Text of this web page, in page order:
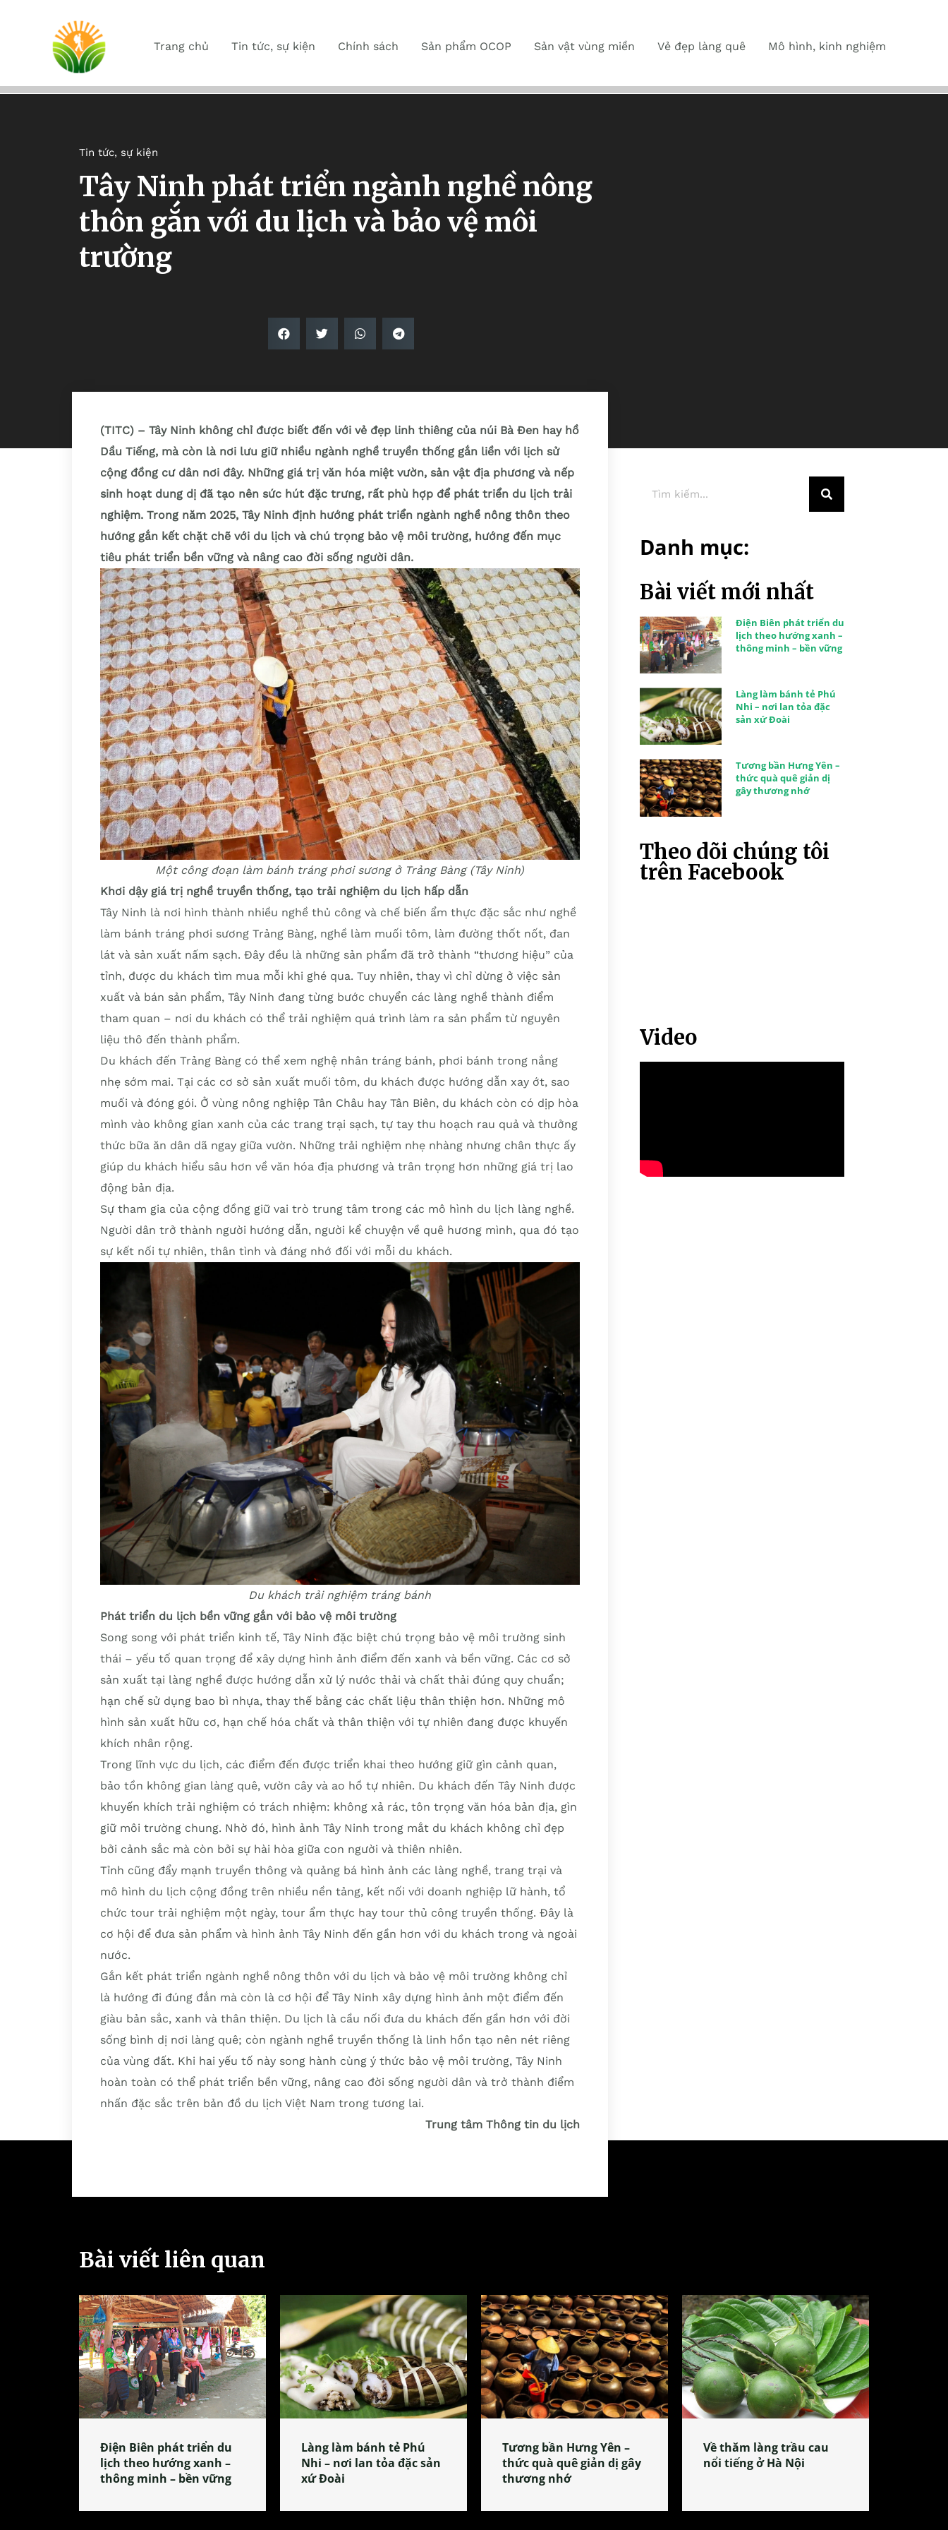
Trang chủ Tin tức, sự kiện Chính sách Sản phẩm OCOP Sản vật vùng miền Vẻ đẹp làng quê Mô hình, kinh nghiệm
Tin tức, sự kiện
Tây Ninh phát triển ngành nghề nông
thôn gắn với du lịch và bảo vệ môi
trường
(TITC) – Tây Ninh không chỉ được biết đến với vẻ đẹp linh thiêng của núi Bà Đen hay hồ
Dầu Tiếng, mà còn là nơi lưu giữ nhiều ngành nghề truyền thống gắn liền với lịch sử
cộng đồng cư dân nơi đây. Những giá trị văn hóa miệt vườn, sản vật địa phương và nếp
sinh hoạt dung dị đã tạo nên sức hút đặc trưng, rất phù hợp để phát triển du lịch trải
nghiệm. Trong năm 2025, Tây Ninh định hướng phát triển ngành nghề nông thôn theo
hướng gắn kết chặt chẽ với du lịch và chú trọng bảo vệ môi trường, hướng đến mục
tiêu phát triển bền vững và nâng cao đời sống người dân.
Một công đoạn làm bánh tráng phơi sương ở Trảng Bàng (Tây Ninh)
Khơi dậy giá trị nghề truyền thống, tạo trải nghiệm du lịch hấp dẫn
Tây Ninh là nơi hình thành nhiều nghề thủ công và chế biến ẩm thực đặc sắc như nghề
làm bánh tráng phơi sương Trảng Bàng, nghề làm muối tôm, làm đường thốt nốt, đan
lát và sản xuất nấm sạch. Đây đều là những sản phẩm đã trở thành “thương hiệu” của
tỉnh, được du khách tìm mua mỗi khi ghé qua. Tuy nhiên, thay vì chỉ dừng ở việc sản
xuất và bán sản phẩm, Tây Ninh đang từng bước chuyển các làng nghề thành điểm
tham quan – nơi du khách có thể trải nghiệm quá trình làm ra sản phẩm từ nguyên
liệu thô đến thành phẩm.
Du khách đến Trảng Bàng có thể xem nghệ nhân tráng bánh, phơi bánh trong nắng
nhẹ sớm mai. Tại các cơ sở sản xuất muối tôm, du khách được hướng dẫn xay ớt, sao
muối và đóng gói. Ở vùng nông nghiệp Tân Châu hay Tân Biên, du khách còn có dịp hòa
mình vào không gian xanh của các trang trại sạch, tự tay thu hoạch rau quả và thưởng
thức bữa ăn dân dã ngay giữa vườn. Những trải nghiệm nhẹ nhàng nhưng chân thực ấy
giúp du khách hiểu sâu hơn về văn hóa địa phương và trân trọng hơn những giá trị lao
động bản địa.
Sự tham gia của cộng đồng giữ vai trò trung tâm trong các mô hình du lịch làng nghề.
Người dân trở thành người hướng dẫn, người kể chuyện về quê hương mình, qua đó tạo
sự kết nối tự nhiên, thân tình và đáng nhớ đối với mỗi du khách.
Du khách trải nghiệm tráng bánh
Phát triển du lịch bền vững gắn với bảo vệ môi trường
Song song với phát triển kinh tế, Tây Ninh đặc biệt chú trọng bảo vệ môi trường sinh
thái – yếu tố quan trọng để xây dựng hình ảnh điểm đến xanh và bền vững. Các cơ sở
sản xuất tại làng nghề được hướng dẫn xử lý nước thải và chất thải đúng quy chuẩn;
hạn chế sử dụng bao bì nhựa, thay thế bằng các chất liệu thân thiện hơn. Những mô
hình sản xuất hữu cơ, hạn chế hóa chất và thân thiện với tự nhiên đang được khuyến
khích nhân rộng.
Trong lĩnh vực du lịch, các điểm đến được triển khai theo hướng giữ gìn cảnh quan,
bảo tồn không gian làng quê, vườn cây và ao hồ tự nhiên. Du khách đến Tây Ninh được
khuyến khích trải nghiệm có trách nhiệm: không xả rác, tôn trọng văn hóa bản địa, gìn
giữ môi trường chung. Nhờ đó, hình ảnh Tây Ninh trong mắt du khách không chỉ đẹp
bởi cảnh sắc mà còn bởi sự hài hòa giữa con người và thiên nhiên.
Tỉnh cũng đẩy mạnh truyền thông và quảng bá hình ảnh các làng nghề, trang trại và
mô hình du lịch cộng đồng trên nhiều nền tảng, kết nối với doanh nghiệp lữ hành, tổ
chức tour trải nghiệm một ngày, tour ẩm thực hay tour thủ công truyền thống. Đây là
cơ hội để đưa sản phẩm và hình ảnh Tây Ninh đến gần hơn với du khách trong và ngoài
nước.
Gắn kết phát triển ngành nghề nông thôn với du lịch và bảo vệ môi trường không chỉ
là hướng đi đúng đắn mà còn là cơ hội để Tây Ninh xây dựng hình ảnh một điểm đến
giàu bản sắc, xanh và thân thiện. Du lịch là cầu nối đưa du khách đến gần hơn với đời
sống bình dị nơi làng quê; còn ngành nghề truyền thống là linh hồn tạo nên nét riêng
của vùng đất. Khi hai yếu tố này song hành cùng ý thức bảo vệ môi trường, Tây Ninh
hoàn toàn có thể phát triển bền vững, nâng cao đời sống người dân và trở thành điểm
nhấn đặc sắc trên bản đồ du lịch Việt Nam trong tương lai.
Trung tâm Thông tin du lịch
Danh mục:
Bài viết mới nhất
Điện Biên phát triển du
lịch theo hướng xanh –
thông minh – bền vững
Làng làm bánh tẻ Phú
Nhi – nơi lan tỏa đặc
sản xứ Đoài
Tương bần Hưng Yên –
thức quà quê giản dị
gây thương nhớ
Theo dõi chúng tôi
trên Facebook
Video
Bài viết liên quan
Điện Biên phát triển du
lịch theo hướng xanh –
thông minh – bền vững
Làng làm bánh tẻ Phú
Nhi – nơi lan tỏa đặc sản
xứ Đoài
Tương bần Hưng Yên –
thức quà quê giản dị gây
thương nhớ
Về thăm làng trầu cau
nổi tiếng ở Hà Nội